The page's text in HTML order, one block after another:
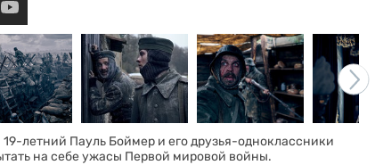
летний Пауль Боймер и его друзья-одноклассники
на себе ужасы Первой мировой войны.